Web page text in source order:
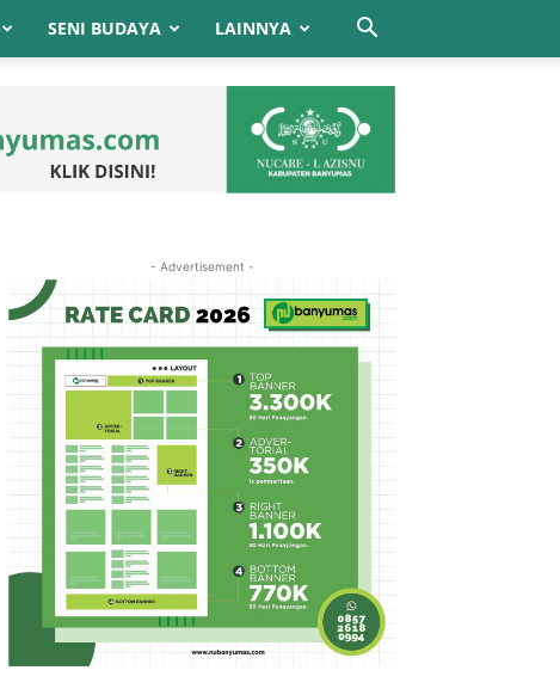
SENI BUDAYA LAINNYA
- Advertisement -